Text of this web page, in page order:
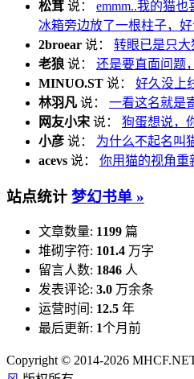
松茸 说： emmm..我的猫
冰箱旁边放了一根柱子，
2broear 说： 转眼已是只大
老狼 说： 还是要直面问题
MINUO.ST 说： 好久没上
林羽凡 说： 一看这名就是
网友小宋 说： 狗蛋想说，
小彦 说： 为什么不起名叫
acevs 说： 你用猫的视角重
站点统计 梦幻书单 »
文章数量: 1199 篇
堆砌字符: 101.4 万字
留言人数: 1846 人
发表评论: 3.0 万余条
运营时间: 12.5 年
最后更新: 1个月前
Copyright © 2014-2026